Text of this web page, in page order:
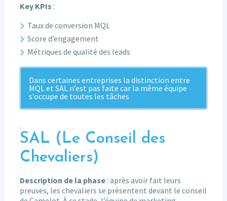
Key KPIs :
Taux de conversion MQL
Score d’engagement
Métriques de qualité des leads
Dans certaines entreprises la distinction entre
MQL et SAL n’est pas faite car la même équipe
s’occupe de toutes les tâches
.
SAL (Le Conseil des
Chevaliers)
Description de la phase: après avoir fait leurs
preuves, les chevaliers se présentent devant le conseil